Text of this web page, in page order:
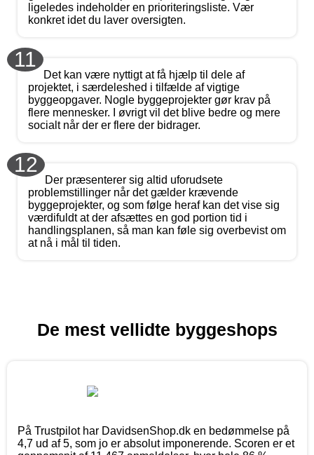
ligeledes indeholder en prioriteringsliste. Vær
konkret idet du laver oversigten.
11
Det kan være nyttigt at få hjælp til dele af
projektet, i særdeleshed i tilfælde af vigtige
byggeopgaver. Nogle byggeprojekter gør krav på
flere mennesker. I øvrigt vil det blive bedre og mere
socialt når der er flere der bidrager.
12
Der præsenterer sig altid uforudsete
problemstillinger når det gælder krævende
byggeprojekter, og som følge heraf kan det vise sig
værdifuldt at der afsættes en god portion tid i
handlingsplanen, så man kan føle sig overbevist om
at nå i mål til tiden.
De mest vellidte byggeshops
På Trustpilot har DavidsenShop.dk en bedømmelse på
4,7 ud af 5, som jo er absolut imponerende. Scoren er et